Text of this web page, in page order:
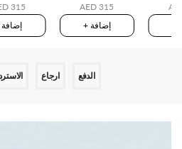
315
+ إضافة
AED 315
+ إضافة
ارجاع الدفع